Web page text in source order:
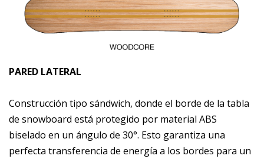
PARED LATERAL
Construcción tipo sándwich, donde el borde de la tabla
de snowboard está protegido por material ABS
biselado en un ángulo de 30°. Esto garantiza una
perfecta transferencia de energía a los bordes para un